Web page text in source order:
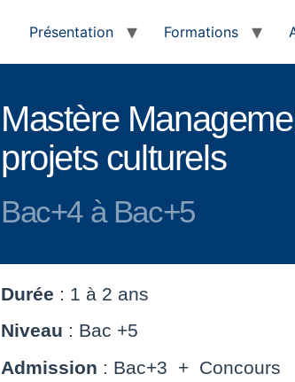
Présentation Formations
Mastère
projets culturels
Bac+4 à Bac+5
Durée : 1 à 2 ans
Niveau : Bac +5
Admission : Bac+3 + Concours